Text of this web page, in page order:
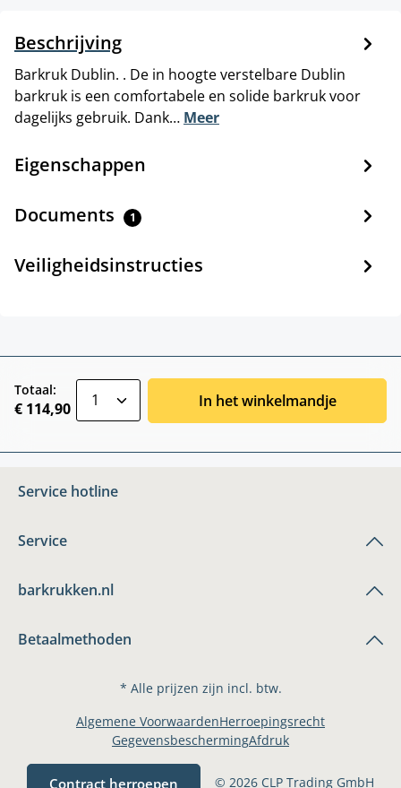
Beschrijving
Barkruk Dublin. . De in hoogte verstelbare Dublin
barkruk is een comfortabele en solide barkruk voor
dagelijks gebruik. Dank… Meer
Eigenschappen
Documents 1
Veiligheidsinstructies
Totaal:
€ 114,90 In het winkelmandje
Service hotline
Service
barkrukken.nl
Betaalmethoden
* Alle prijzen zijn incl. btw.
Contract herroepen © 2026 CLP Trading GmbH
Algemene VoorwaardenHerroepingsrecht
GegevensbeschermingAfdruk